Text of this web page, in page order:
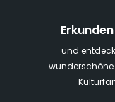
und
wunderschöne